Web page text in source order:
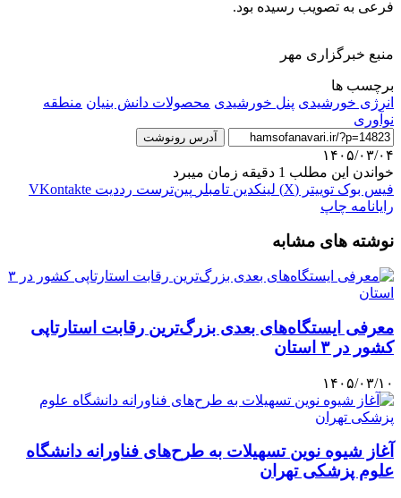
فرعی به تصویب رسیده بود.
منبع خبرگزاری مهر
برچسب ها
انرژی خورشیدی پنل خورشیدی محصولات دانش بنیان منطقه
نوآوری
آدرس رونوشت
۱۴۰۵/۰۳/۰۴
خواندن این مطلب 1 دقیقه زمان میبرد
فیس بوک توییتر (X) لینکدین ‫تامبلر ‫پین‌ترست ‫رددیت ‫VKontakte
رایانامه چاپ
نوشته های مشابه
معرفی ایستگاه‌های بعدی بزرگ‌ترین رقابت استارتاپی
کشور در ۳ استان
۱۴۰۵/۰۳/۱۰
آغاز شیوه نوین تسهیلات به طرح‌های فناورانه دانشگاه
علوم پزشکی تهران